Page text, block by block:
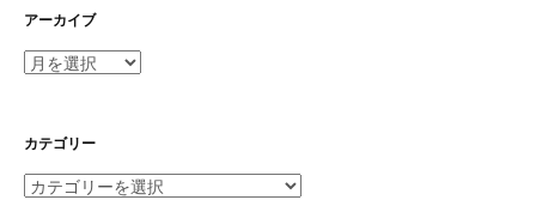
アーカイブ
ア
イ
カテゴリー
カ